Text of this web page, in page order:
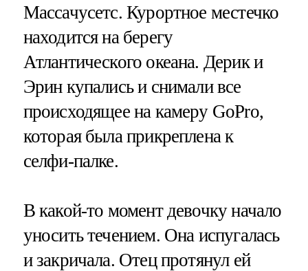
Массачусетс. Курортное местечко
находится на берегу
Атлантического океана. Дерик и
Эрин купались и снимали все
происходящее на камеру GoPro,
которая была прикреплена к
селфи-палке.
В какой-то момент девочку начало
уносить течением. Она испугалась
и закричала. Отец протянул ей